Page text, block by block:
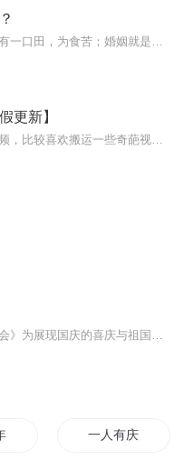
更新】
一人有庆